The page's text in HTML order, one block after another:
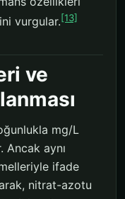
vurgular.[13]
ve
mg/L
Ancak aynı
ifade
nitrat-azotu